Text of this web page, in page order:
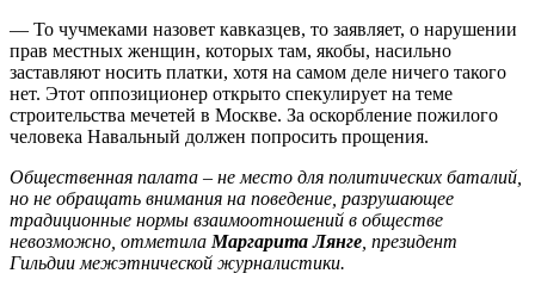
— То чучмеками назовет кавказцев, то заявляет, о нарушении
прав местных женщин, которых там, якобы, насильно
заставляют носить платки, хотя на самом деле ничего такого
нет. Этот оппозиционер открыто спекулирует на теме
строительства мечетей в Москве. За оскорбление пожилого
человека Навальный должен попросить прощения.
Общественная палата – не место для политических баталий,
но не обращать внимания на поведение, разрушающее
традиционные нормы взаимоотношений в обществе
невозможно, отметила Маргарита Лянге , президент
Гильдии межэтнической журналистики.